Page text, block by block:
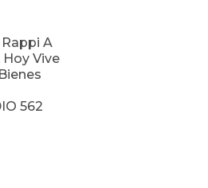
A
Hoy Vive
562